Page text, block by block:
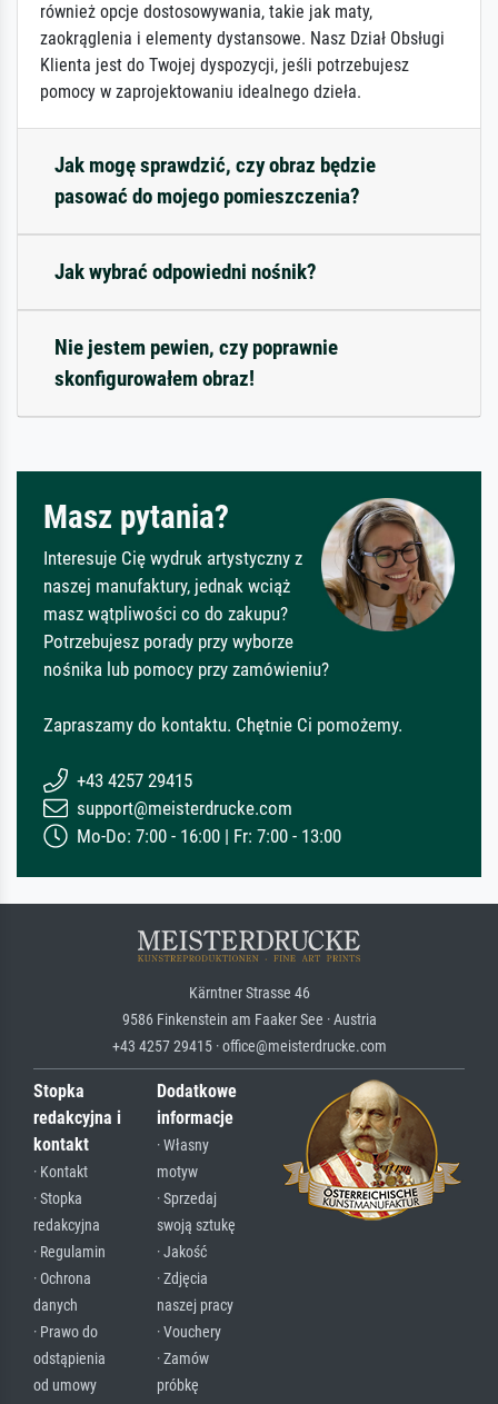
również opcje dostosowywania, takie jak maty,
zaokrąglenia i elementy dystansowe. Nasz Dział Obsługi
Klienta jest do Twojej dyspozycji, jeśli potrzebujesz
pomocy w zaprojektowaniu idealnego dzieła.
Jak mogę sprawdzić, czy obraz będzie
pasować do mojego pomieszczenia?
Jak wybrać odpowiedni nośnik?
Nie jestem pewien, czy poprawnie
skonfigurowałem obraz!
Masz pytania?
Interesuje Cię wydruk artystyczny z
naszej manufaktury, jednak wciąż
masz wątpliwości co do zakupu?
Potrzebujesz porady przy wyborze
nośnika lub pomocy przy zamówieniu?
Zapraszamy do kontaktu. Chętnie Ci pomożemy.
+43 4257 29415
support@meisterdrucke.com
Mo-Do: 7:00 - 16:00 | Fr: 7:00 - 13:00
Kärntner Strasse 46
9586 Finkenstein am Faaker See · Austria
+43 4257 29415 · office@meisterdrucke.com
Stopka
redakcyjna i
kontakt
· Kontakt
· Stopka
redakcyjna
· Regulamin
· Ochrona
danych
· Prawo do
odstąpienia
od umowy
Dodatkowe
informacje
· Własny
motyw
· Sprzedaj
swoją sztukę
· Jakość
· Zdjęcia
naszej pracy
· Vouchery
· Zamów
próbkę